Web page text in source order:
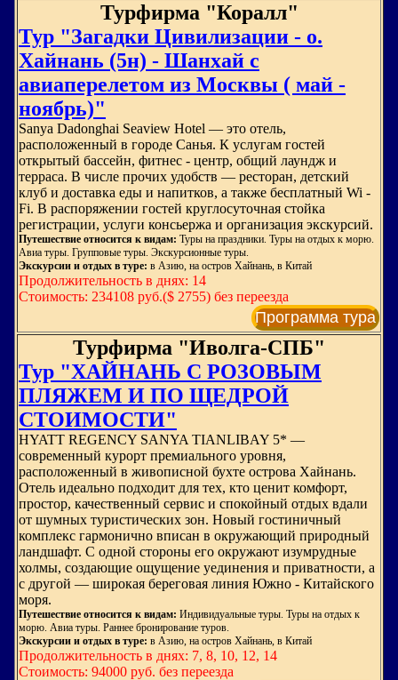
Турфирма "Коралл"
Тур "Загадки Цивилизации - о.
Хайнань (5н) - Шанхай с
авиаперелетом из Москвы ( май -
ноябрь)"
Sanya Dadonghai Seaview Hotel — это отель,
расположенный в городе Санья. К услугам гостей
открытый бассейн, фитнес - центр, общий лаундж и
терраса. В числе прочих удобств — ресторан, детский
клуб и доставка еды и напитков, а также бесплатный Wi -
Fi. В распоряжении гостей круглосуточная стойка
регистрации, услуги консьержа и организация экскурсий.
Путешествие относится к видам: Туры на праздники. Туры на отдых к морю.
Авиа туры. Групповые туры. Экскурсионные туры.
Экскурсии и отдых в туре: в Азию, на остров Хайнань, в Китай
Продолжительность в днях: 14
Стоимость: 234108 руб.($ 2755) без переезда
Программа тура
Турфирма "Иволга-СПБ"
Тур "ХАЙНАНЬ С РОЗОВЫМ
ПЛЯЖЕМ И ПО ЩЕДРОЙ
СТОИМОСТИ"
HYATT REGENCY SANYA TIANLIBAY 5* —
современный курорт премиального уровня,
расположенный в живописной бухте острова Хайнань.
Отель идеально подходит для тех, кто ценит комфорт,
простор, качественный сервис и спокойный отдых вдали
от шумных туристических зон. Новый гостиничный
комплекс гармонично вписан в окружающий природный
ландшафт. С одной стороны его окружают изумрудные
холмы, создающие ощущение уединения и приватности, а
с другой — широкая береговая линия Южно - Китайского
моря.
Путешествие относится к видам: Индивидуальные туры. Туры на отдых к
морю. Авиа туры. Раннее бронирование туров.
Экскурсии и отдых в туре: в Азию, на остров Хайнань, в Китай
Продолжительность в днях: 7, 8, 10, 12, 14
Стоимость: 94000 руб. без переезда